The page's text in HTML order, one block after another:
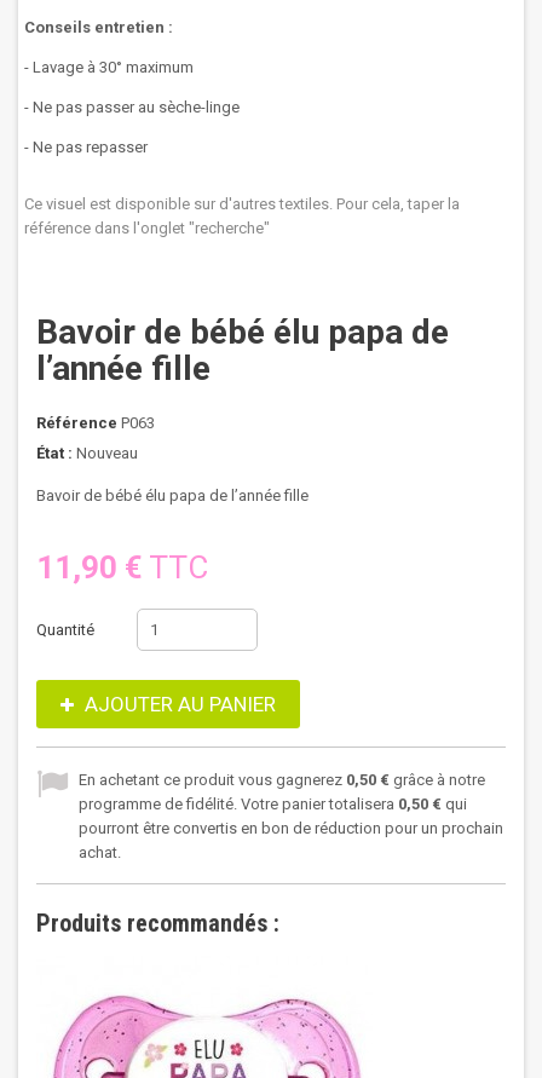
Conseils entretien :
- Lavage à 30° maximum
- Ne pas passer au sèche-linge
- Ne pas repasser
Ce visuel est disponible sur d'autres textiles. Pour cela, taper la
référence dans l'onglet "recherche"
Bavoir de bébé élu papa de
l’année fille
Référence P063
État : Nouveau
Bavoir de bébé élu papa de l’année fille
11,90 € TTC
Quantité
AJOUTER AU PANIER
En achetant ce produit vous gagnerez 0,50 € grâce à notre
programme de fidélité. Votre panier totalisera 0,50 € qui
pourront être convertis en bon de réduction pour un prochain
achat.
Produits recommandés :